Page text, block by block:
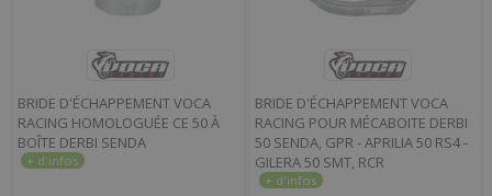
BRIDE D'ÉCHAPPEMENT VOCA
RACING HOMOLOGUÉE CE 50 À
BOÎTE DERBI SENDA
BRIDE D'ÉCHAPPEMENT VOCA
RACING POUR MÉCABOITE DERBI
50 SENDA, GPR - APRILIA 50 RS4 -
GILERA 50 SMT, RCR